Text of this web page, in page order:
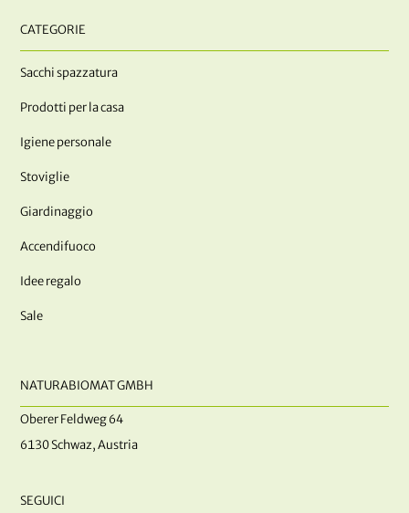
CATEGORIE
Sacchi spazzatura
Prodotti per la casa
Igiene personale
Stoviglie
Giardinaggio
Accendifuoco
Idee regalo
Sale
NATURABIOMAT GMBH
Oberer Feldweg 64
6130 Schwaz, Austria
SEGUICI